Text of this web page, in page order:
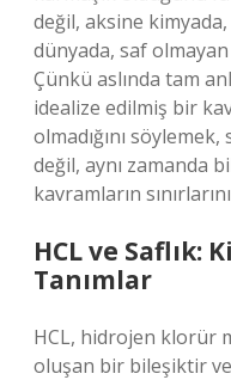
değil, aksine
dünyada, saf
Çünkü aslında tam
idealize edilmiş bir
olmadığını
değil, aynı zamanda
kavramların
HCL ve Saflık:
Tanımlar
HCL, hidrojen klorür
oluşan bir bileşiktir